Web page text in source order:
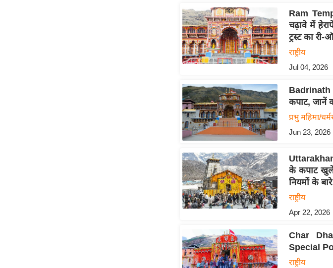
Ram
चढ़ावे में
ट्रस्ट का री-
राष्ट्रीय
Jul 04, 2026
कपाट, जानें
प्रभु महिमा/
Jun 23, 2026
के कपाट खुले,
नियमों के
राष्ट्रीय
Apr 22, 2026
Char
Special
राष्ट्रीय